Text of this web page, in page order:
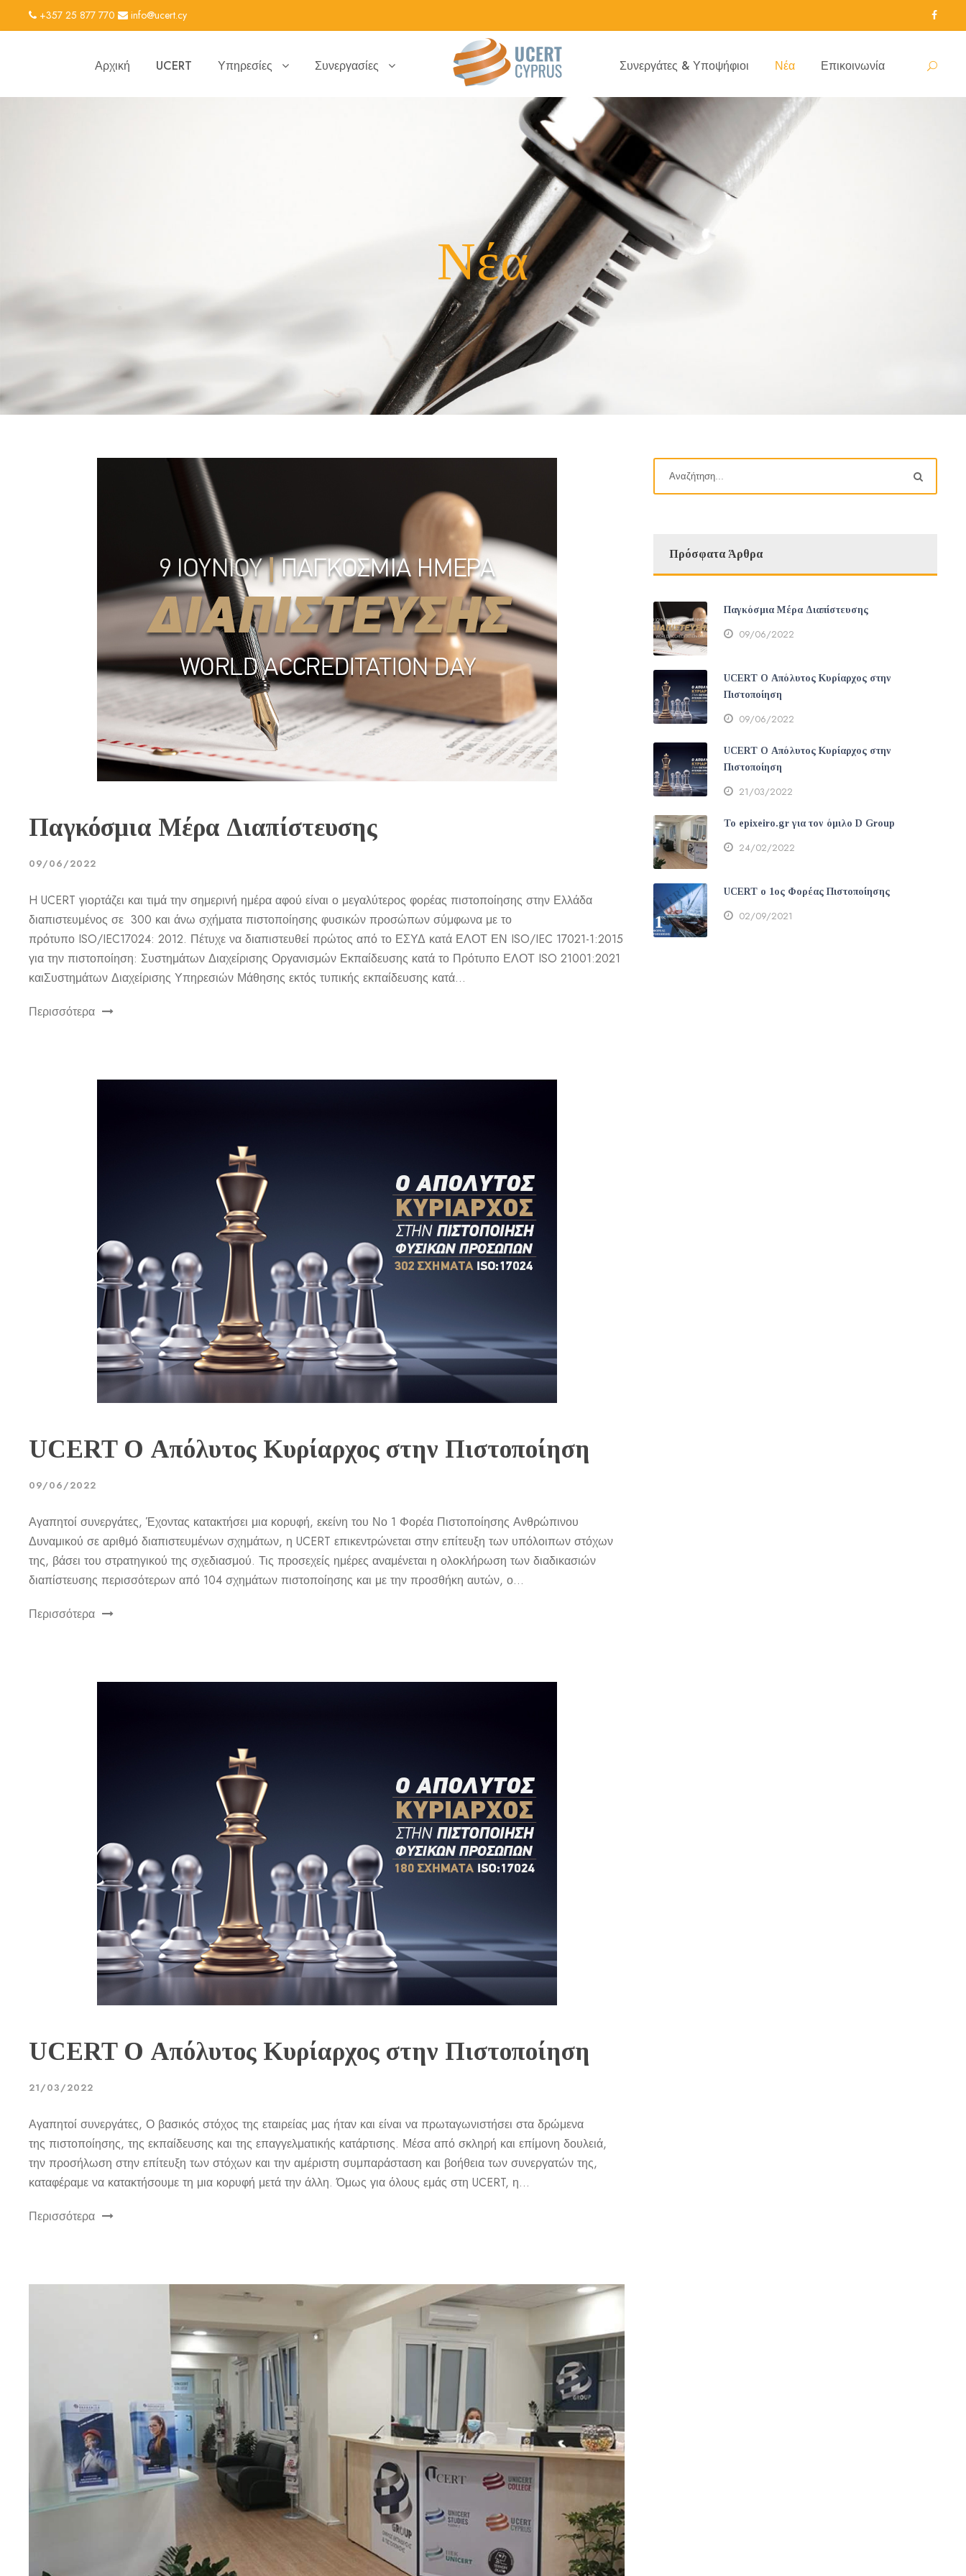
+357 25 877 770 info@ucert.cy
Αρχική UCERT Υπηρεσίες Συνεργασίες Συνεργάτες & Υποψήφιοι Νέα Επικοινωνία
Νέα
Παγκόσμια Μέρα Διαπίστευσης
09/06/2022
H UCERT γιορτάζει και τιμά την σημερινή ημέρα αφού είναι ο μεγαλύτερος φορέας πιστοποίησης στην Ελλάδα
διαπιστευμένος σε 300 και άνω σχήματα πιστοποίησης φυσικών προσώπων σύμφωνα με το
πρότυπο ISO/IEC17024: 2012. Πέτυχε να διαπιστευθεί πρώτος από το ΕΣΥΔ κατά ΕΛΟΤ ΕΝ ISO/IEC 17021-1:2015
για την πιστοποίηση: Συστημάτων Διαχείρισης Οργανισμών Εκπαίδευσης κατά το Πρότυπο ΕΛΟΤ ISO 21001:2021
καιΣυστημάτων Διαχείρισης Υπηρεσιών Μάθησης εκτός τυπικής εκπαίδευσης κατά...
Περισσότερα
UCERT Ο Απόλυτος Κυρίαρχος στην Πιστοποίηση
09/06/2022
Αγαπητοί συνεργάτες, Έχοντας κατακτήσει μια κορυφή, εκείνη του Νο 1 Φορέα Πιστοποίησης Ανθρώπινου
Δυναμικού σε αριθμό διαπιστευμένων σχημάτων, η UCERT επικεντρώνεται στην επίτευξη των υπόλοιπων στόχων
της, βάσει του στρατηγικού της σχεδιασμού. Τις προσεχείς ημέρες αναμένεται η ολοκλήρωση των διαδικασιών
διαπίστευσης περισσότερων από 104 σχημάτων πιστοποίησης και με την προσθήκη αυτών, ο...
Περισσότερα
UCERT Ο Απόλυτος Κυρίαρχος στην Πιστοποίηση
21/03/2022
Αγαπητοί συνεργάτες, Ο βασικός στόχος της εταιρείας μας ήταν και είναι να πρωταγωνιστήσει στα δρώμενα
της πιστοποίησης, της εκπαίδευσης και της επαγγελματικής κατάρτισης. Μέσα από σκληρή και επίμονη δουλειά,
την προσήλωση στην επίτευξη των στόχων και την αμέριστη συμπαράσταση και βοήθεια των συνεργατών της,
καταφέραμε να κατακτήσουμε τη μια κορυφή μετά την άλλη. Όμως για όλους εμάς στη UCERT, η...
Περισσότερα
Πρόσφατα Άρθρα
Παγκόσμια Μέρα Διαπίστευσης
09/06/2022
UCERT Ο Απόλυτος Κυρίαρχος στην
Πιστοποίηση
09/06/2022
UCERT Ο Απόλυτος Κυρίαρχος στην
Πιστοποίηση
21/03/2022
Το epixeiro.gr για τον όμιλο D Group
24/02/2022
UCERT ο 1ος Φορέας Πιστοποίησης
02/09/2021